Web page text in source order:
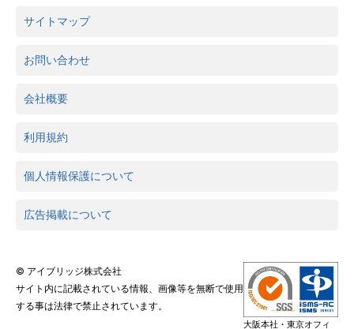
サイトマップ
お問い合わせ
会社概要
利用規約
個人情報保護について
広告掲載について
© アイブリッジ株式会社
サイト内に記載されている情報、画像等を無断で使用
する事は法律で禁止されています。
大阪本社・東京オフィ